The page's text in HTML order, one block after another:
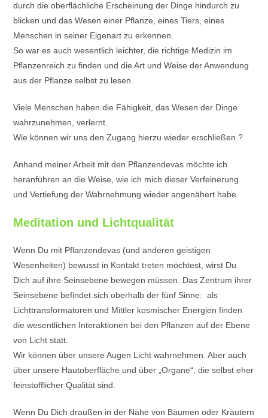
durch die oberflächliche Erscheinung der Dinge hindurch zu
blicken und das Wesen einer Pflanze, eines Tiers, eines
Menschen in seiner Eigenart zu erkennen.
So war es auch wesentlich leichter, die richtige Medizin im
Pflanzenreich zu finden und die Art und Weise der Anwendung
aus der Pflanze selbst zu lesen.
Viele Menschen haben die Fähigkeit, das Wesen der Dinge
wahrzunehmen, verlernt.
Wie können wir uns den Zugang hierzu wieder erschließen ?
Anhand meiner Arbeit mit den Pflanzendevas möchte ich
heranführen an die Weise, wie ich mich dieser Verfeinerung
und Vertiefung der Wahrnehmung wieder angenähert habe.
Meditation und Lichtqualität
Wenn Du mit Pflanzendevas (und anderen geistigen
Wesenheiten) bewusst in Kontakt treten möchtest, wirst Du
Dich auf ihre Seinsebene bewegen müssen. Das Zentrum ihrer
Seinsebene befindet sich oberhalb der fünf Sinne: als
Lichttransformatoren und Mittler kosmischer Energien finden
die wesentlichen Interaktionen bei den Pflanzen auf der Ebene
von Licht statt.
Wir können über unsere Augen Licht wahrnehmen. Aber auch
über unsere Hautoberfläche und über „Organe“, die selbst eher
feinstofflicher Qualität sind.
Wenn Du Dich draußen in der Nähe von Bäumen oder Kräutern